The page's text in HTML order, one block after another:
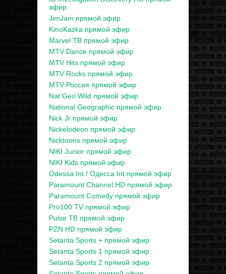
эфир
JimJam прямой эфир
KinoKazka прямой эфир
Marvel ТВ прямой эфир
MTV Dance прямой эфир
MTV Hits прямой эфир
MTV Rocks прямой эфир
MTV Россия прямой эфир
Nat Geo Wild прямой эфир
National Geographic прямой эфир
Nick Jr прямой эфир
Nickelodeon прямой эфир
Nicktoons прямой эфир
NIKI Junior прямой эфир
NIKI Kids прямой эфир
Odessa Int / Одесса Int прямой эфир
Paramount Channel HD прямой эфир
Paramount Comedy прямой эфир
Pro100 TV прямой эфир
Pulse ТВ прямой эфир
PZN HD прямой эфир
Setanta Sports + прямой эфир
Setanta Sports 1 прямой эфир
Setanta Sports 2 прямой эфир